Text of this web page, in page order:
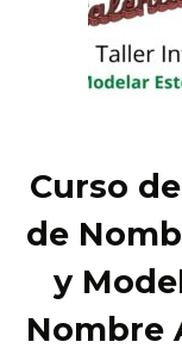
Curso
de
y
Nombre